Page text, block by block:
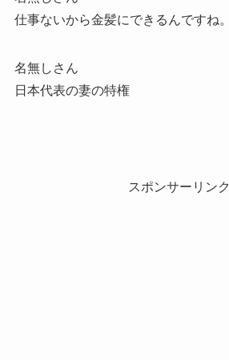
仕事ないから金髪にできるんですね。
名無しさん
日本代表の妻の特権
スポンサーリンク